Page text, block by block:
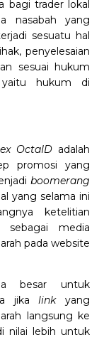
bagi trader lokal
nasabah yang
sesuatu hal
penyelesaian
sesuai hukum
yaitu hukum di
OctaID adalah
promosi yang
boomerang
yang selama ini
ketelitian
sebagai media
pada website
besar untuk
jikalinkyang
langsung ke
nilai lebih untuk